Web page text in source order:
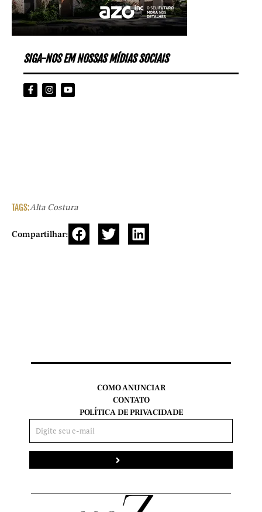
SIGA-NOS EM NOSSAS MÍDIAS SOCIAIS
TAGS:Alta Costura
Compartilhar:
COMO ANUNCIAR
CONTATO
POLÍTICA DE PRIVACIDADE